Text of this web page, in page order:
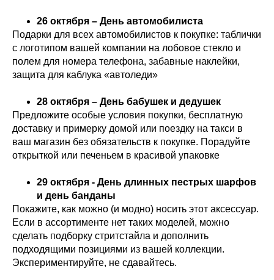
26 октября – День автомобилиста
Подарки для всех автомобилистов к покупке: таблички
с логотипом вашей компании на лобовое стекло и
полем для номера телефона, забавные наклейки,
защита для каблука «автоледи»
28 октября – День бабушек и дедушек
Предложите особые условия покупки, бесплатную
доставку и примерку домой или поездку на такси в
ваш магазин без обязательств к покупке. Порадуйте
открыткой или печеньем в красивой упаковке
29 октября - День длинных пестрых шарфов
и день банданы
Покажите, как можно (и модно) носить этот аксессуар.
Если в ассортименте нет таких моделей, можно
сделать подборку стритстайла и дополнить
подходящими позициями из вашей коллекции.
Экспериментируйте, не сдавайтесь.